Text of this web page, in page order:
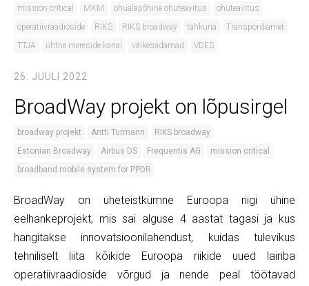
mission critical
MKM ohualapõhine ohuteavitus
ohuteavitus
operatiivraadioside
RIKS RIKS broadway tahkuna
Transpordiamet
TTJA
ühtne mereside kanal väikesadamad VDES
26. JUULI 2022
BroadWay projekt on lõpusirgel
broadway projekt Antti Turmann
RIKS broadway
Estonian Broadway
Airbus DS Frequentis AG
mission critical
broadband mobile system for PPDR
BroadWay on üheteistkümne Euroopa riigi ühine
eelhankeprojekt, mis sai alguse 4 aastat tagasi ja kus
hangitakse innovatsioonilahendust, kuidas tulevikus
tehniliselt liita kõikide Euroopa riikide uued lairiba
operatiivraadioside võrgud ja nende peal töötavad